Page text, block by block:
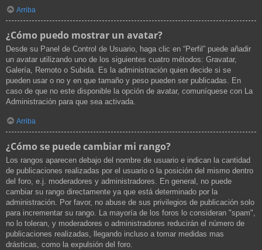
Arriba
¿Cómo puedo mostrar un avatar?
Desde su Panel de Control de Usuario, haga clic en “Perfil” puede añadir
un avatar utilizando uno de los siguientes cuatro métodos: Gravatar,
Galería, Remoto o Subida. Es la administración quien decide si se
pueden usar o no y en que tamaño y peso pueden ser publicadas. En
caso de que no este disponible la opción de avatar, comuníquese con La
Administración para que sea activada.
Arriba
¿Cómo se puede cambiar mi rango?
Los rangos aparecen debajo del nombre de usuario e indican la cantidad
de publicaciones realizadas por el usuario o la posición del mismo dentro
del foro, e.j. moderadores y administradores. En general, no puede
cambiar su rango directamente ya que está determinado por la
administración. Por favor, no abuse de sus privilegios de publicación solo
para incrementar su rango. La mayoría de los foros lo consideran "spam",
no lo toleran, y moderadores o administradores reducirán el número de
publicaciones realizadas, llegando incluso a tomar medidas mas
drásticas, como la expulsión del foro.